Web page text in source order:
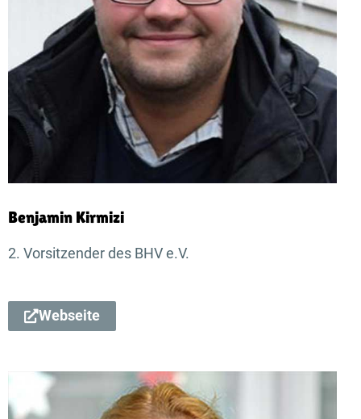
Benjamin Kirmizi
2. Vorsitzender des BHV e.V.
Webseite